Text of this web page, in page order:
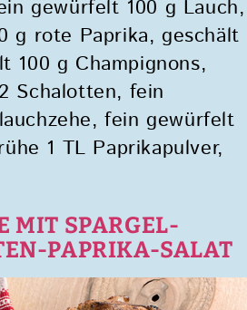
gewürfelt 100 g Lauch,
g rote Paprika, geschält
100 g Champignons,
Schalotten, fein
fein gewürfelt
1 TL Paprikapulver,
MIT SPARGEL-
PAPRIKA-SALAT